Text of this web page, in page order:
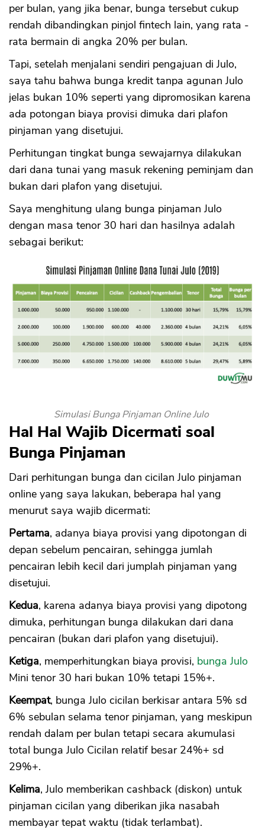
per bulan, yang jika benar, bunga tersebut cukup
rendah dibandingkan pinjol fintech lain, yang rata -
rata bermain di angka 20% per bulan.
Tapi, setelah menjalani sendiri pengajuan di Julo,
saya tahu bahwa bunga kredit tanpa agunan Julo
jelas bukan 10% seperti yang dipromosikan karena
ada potongan biaya provisi dimuka dari plafon
pinjaman yang disetujui.
Perhitungan tingkat bunga sewajarnya dilakukan
dari dana tunai yang masuk rekening peminjam dan
bukan dari plafon yang disetujui.
Saya menghitung ulang bunga pinjaman Julo
dengan masa tenor 30 hari dan hasilnya adalah
sebagai berikut:
Simulasi Bunga Pinjaman Online Julo
Hal Hal Wajib Dicermati soal
Bunga Pinjaman
Dari perhitungan bunga dan cicilan Julo pinjaman
online yang saya lakukan, beberapa hal yang
menurut saya wajib dicermati:
Pertama, adanya biaya provisi yang dipotongan di
depan sebelum pencairan, sehingga jumlah
pencairan lebih kecil dari jumplah pinjaman yang
disetujui.
Kedua, karena adanya biaya provisi yang dipotong
dimuka, perhitungan bunga dilakukan dari dana
pencairan (bukan dari plafon yang disetujui).
Ketiga, memperhitungkan biaya provisi, bunga Julo
Mini tenor 30 hari bukan 10% tetapi 15%+.
Keempat, bunga Julo cicilan berkisar antara 5% sd
6% sebulan selama tenor pinjaman, yang meskipun
rendah dalam per bulan tetapi secara akumulasi
total bunga Julo Cicilan relatif besar 24%+ sd
29%+.
Kelima, Julo memberikan cashback (diskon) untuk
pinjaman cicilan yang diberikan jika nasabah
membayar tepat waktu (tidak terlambat).